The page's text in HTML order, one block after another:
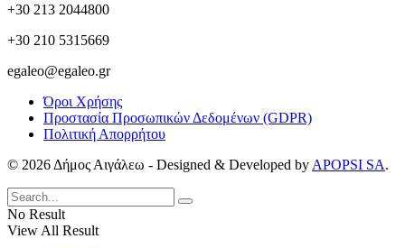
+30 213 2044800
+30 210 5315669
egaleo@egaleo.gr
Όροι Χρήσης
Προστασία Προσωπικών Δεδομένων (GDPR)
Πολιτική Απορρήτου
© 2026 Δήμος Αιγάλεω - Designed & Developed by APOPSI SA.
No Result
View All Result